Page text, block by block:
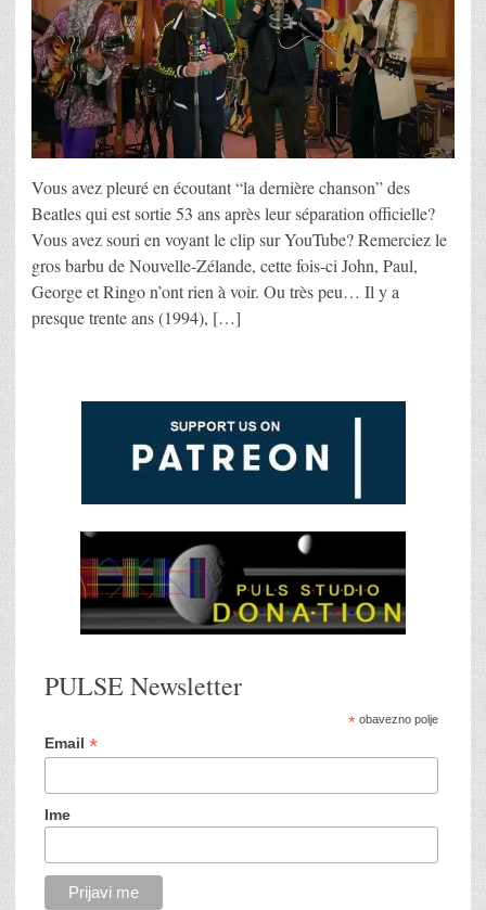
Vous avez pleuré en écoutant “la dernière chanson” des
Beatles qui est sortie 53 ans après leur séparation officielle?
Vous avez souri en voyant le clip sur YouTube? Remerciez le
gros barbu de Nouvelle-Zélande, cette fois-ci John, Paul,
George et Ringo n’ont rien à voir. Ou très peu… Il y a
presque trente ans (1994), […]
PULSE Newsletter
*obavezno polje
Email *
Ime